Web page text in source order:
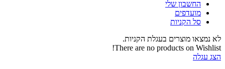
החשבון שלי‬
‫מועדפים‬‬
סל הקניות
לא נמצאו מוצרים בעגלת הקניות.
There are no products on Wishlist!
הצג עגלה